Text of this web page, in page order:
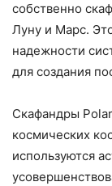
собственно
Луну и Марс.
надежности
для создания
Скафандры
космических
используются